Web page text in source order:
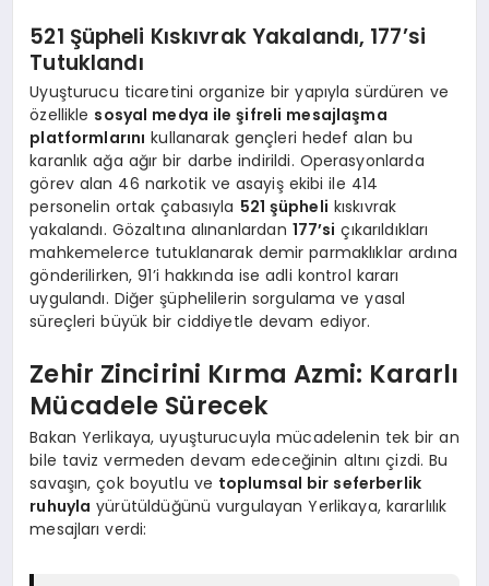
521 Şüpheli Kıskıvrak Yakalandı, 177’si
Tutuklandı
Uyuşturucu ticaretini organize bir yapıyla sürdüren ve
özellikle sosyal medya ile şifreli mesajlaşma
platformlarını kullanarak gençleri hedef alan bu
karanlık ağa ağır bir darbe indirildi. Operasyonlarda
görev alan 46 narkotik ve asayiş ekibi ile 414
personelin ortak çabasıyla 521 şüpheli kıskıvrak
yakalandı. Gözaltına alınanlardan 177’si çıkarıldıkları
mahkemelerce tutuklanarak demir parmaklıklar ardına
gönderilirken, 91’i hakkında ise adli kontrol kararı
uygulandı. Diğer şüphelilerin sorgulama ve yasal
süreçleri büyük bir ciddiyetle devam ediyor.
Zehir Zincirini Kırma Azmi: Kararlı
Mücadele Sürecek
Bakan Yerlikaya, uyuşturucuyla mücadelenin tek bir an
bile taviz vermeden devam edeceğinin altını çizdi. Bu
savaşın, çok boyutlu ve toplumsal bir seferberlik
ruhuyla yürütüldüğünü vurgulayan Yerlikaya, kararlılık
mesajları verdi: